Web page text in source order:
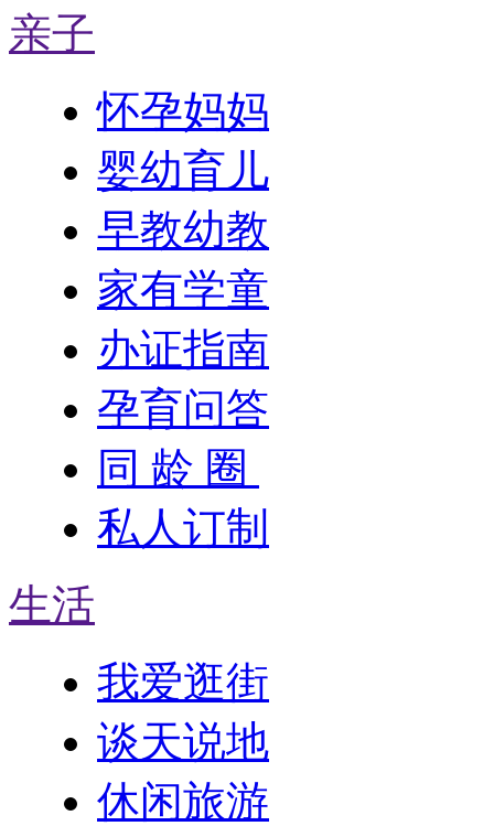
亲子
怀孕妈妈
婴幼育儿
早教幼教
家有学童
办证指南
孕育问答
同 龄 圈
私人订制
生活
我爱逛街
谈天说地
休闲旅游